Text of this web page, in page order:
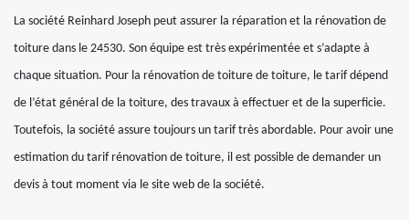
La société Reinhard Joseph peut assurer la réparation et la rénovation de
toiture dans le 24530. Son équipe est très expérimentée et s’adapte à
chaque situation. Pour la rénovation de toiture de toiture, le tarif dépend
de l’état général de la toiture, des travaux à effectuer et de la superficie.
Toutefois, la société assure toujours un tarif très abordable. Pour avoir une
estimation du tarif rénovation de toiture, il est possible de demander un
devis à tout moment via le site web de la société.